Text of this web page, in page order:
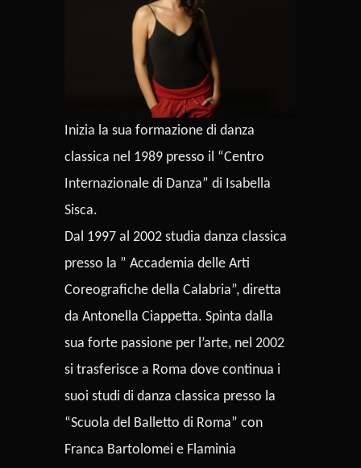
Inizia la sua formazione di danza
classica nel 1989 presso il “Centro
Internazionale di Danza” di Isabella
Sisca.
Dal 1997 al 2002 studia danza classica
presso la ” Accademia delle Arti
Coreografiche della Calabria”, diretta
da Antonella Ciappetta. Spinta dalla
sua forte passione per l’arte, nel 2002
si trasferisce a Roma dove continua i
suoi studi di danza classica presso la
“Scuola del Balletto di Roma” con
Franca Bartolomei e Flaminia